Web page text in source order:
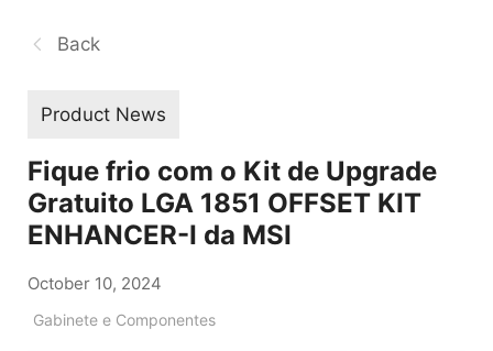
Back
Product News
Fique frio com o Kit de Upgrade
Gratuito LGA 1851 OFFSET KIT
ENHANCER-I da MSI
October 10, 2024
Gabinete e Componentes